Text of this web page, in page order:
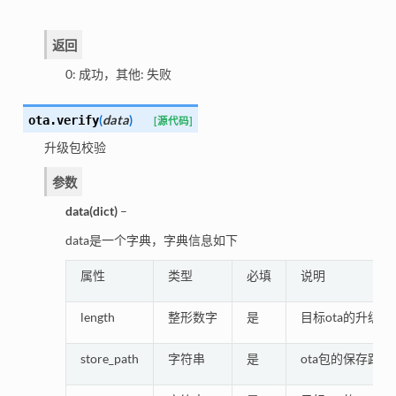
返回
0: 成功，其他: 失败
ota.verify(data) [源代码]
升级包校验
参数
data(dict)–
data是一个字典，字典信息如下
属性 类型 必填 说明
length 整形数字 是 目标ota的升级包
store_path 字符串 是 ota包的保存路径